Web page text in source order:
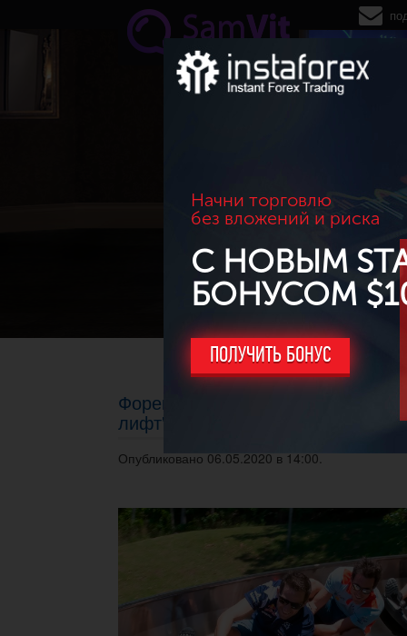
Перейти к основному содержанию
Начни торговлю
без вложений и риска
С НОВЫМ
БОНУСОМ
ПОЛУЧИТЬ БОНУС
Форекс-конкурс на реальных
лифт" (призовой фонд - 200 000
Опубликовано 06.05.2020 в 14:00.